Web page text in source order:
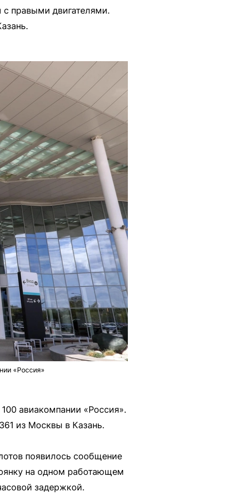
правыми двигателями.
«Россия»
авиакомпании «Россия».
из Москвы в Казань.
появилось сообщение
на одном работающем
задержкой.